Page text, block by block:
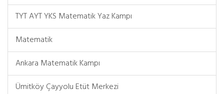
TYT AYT YKS Matematik Yaz Kampı
Matematik
Ankara Matematik Kampı
Ümitköy Çayyolu Etüt Merkezi